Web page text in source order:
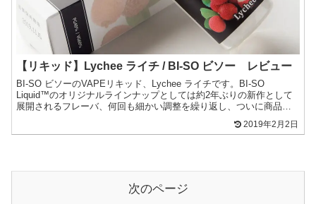
【リキッド】Lychee ライチ / BI-SO ビソー レビュー
BI-SO ビソーのVAPEリキッド、Lychee ライチです。BI-SO
Liquid™のオリジナルラインナップとしては約2年ぶりの新作として
展開されるフレーバ、何回も細かい調整を繰り返し、ついに商品化
2019年2月2日
次のページ